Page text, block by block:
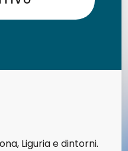
Liguria e dintorni.